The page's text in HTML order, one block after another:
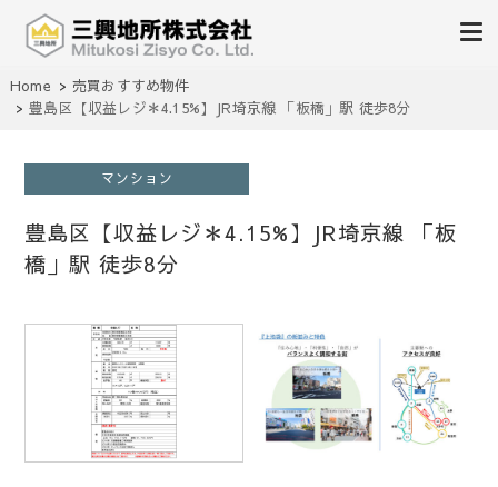
三興地所株式会社
不動産の売買、賃貸、仲介、管理
Home
売買おすすめ物件
豊島区【収益レジ＊4.15%】JR埼京線 「板橋」駅 徒歩8分
マンション
豊島区【収益レジ＊4.15%】JR埼京線 「板
橋」駅 徒歩8分